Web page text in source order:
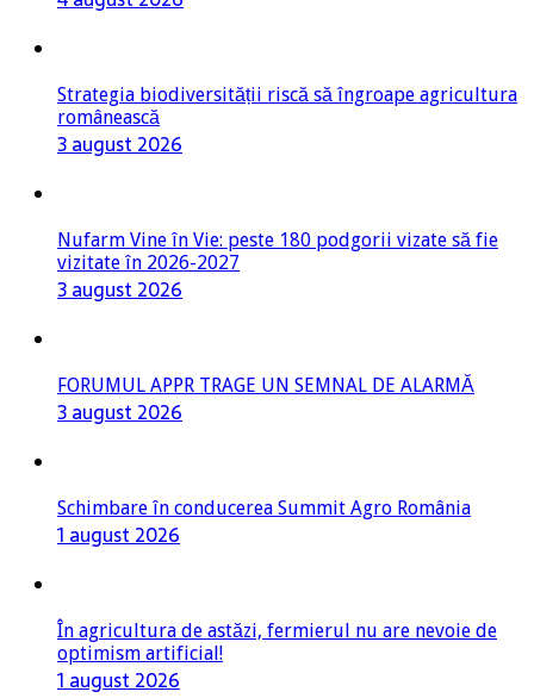
Strategia biodiversității riscă să îngroape agricultura
românească
3 august 2026
Nufarm Vine în Vie: peste 180 podgorii vizate să fie
vizitate în 2026-2027
3 august 2026
FORUMUL APPR TRAGE UN SEMNAL DE ALARMĂ
3 august 2026
Schimbare în conducerea Summit Agro România
1 august 2026
În agricultura de astăzi, fermierul nu are nevoie de
optimism artificial!
1 august 2026